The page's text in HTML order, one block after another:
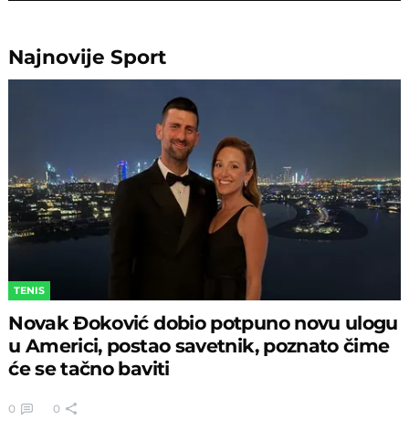
NajnovijeSport
TENIS
Novak Đoković dobio potpuno novu ulogu
u Americi, postao savetnik, poznato čime
će se tačno baviti
0 0